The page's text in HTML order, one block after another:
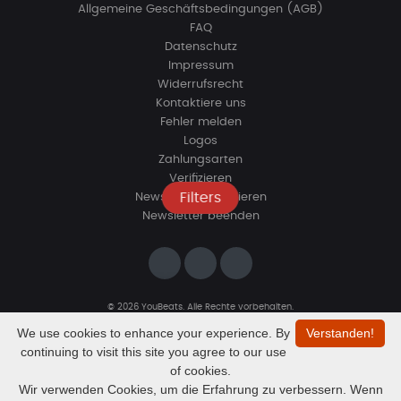
Filters
Allgemeine Geschäftsbedingungen (AGB)
FAQ
Datenschutz
Impressum
Widerrufsrecht
Kontaktiere uns
Fehler melden
Logos
Zahlungsarten
Verifizieren
Newsletter abonnieren
Newsletter beenden
© 2026 YouBeats. Alle Rechte vorbehalten.
Verstanden!
We use cookies to enhance your experience. By
continuing to visit this site you agree to our use
of cookies.
Wir verwenden Cookies, um die Erfahrung zu verbessern. Wenn